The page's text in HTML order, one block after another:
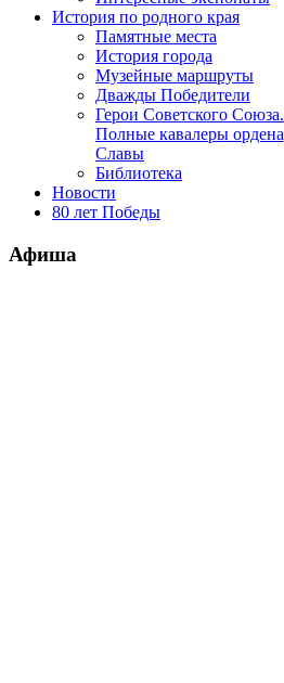
История по родного края
Памятные места
История города
Музейные маршруты
Дважды Победители
Герои Советского Союза.
Полные кавалеры ордена
Славы
Библиотека
Новости
80 лет Победы
Афиша